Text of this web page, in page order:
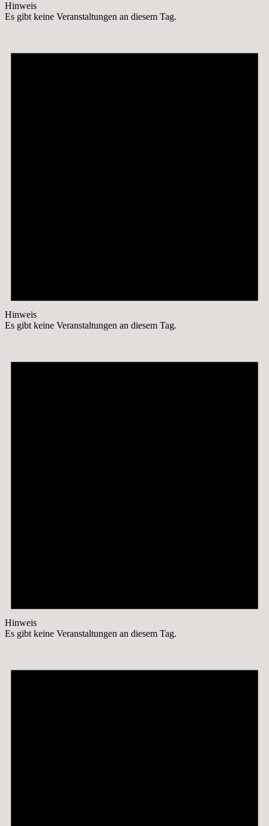
Hinweis
Es gibt keine Veranstaltungen an diesem Tag.
Hinweis
Es gibt keine Veranstaltungen an diesem Tag.
Hinweis
Es gibt keine Veranstaltungen an diesem Tag.